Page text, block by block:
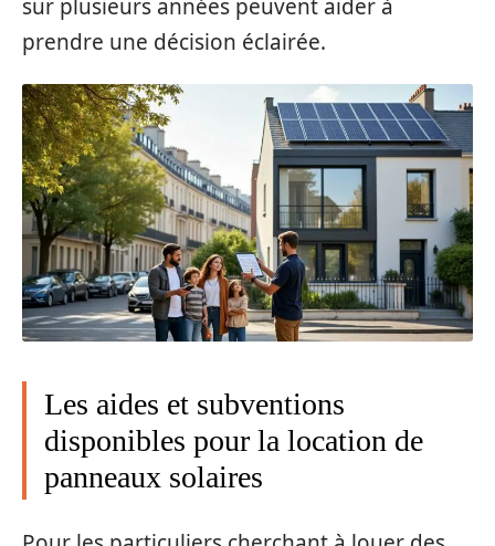
sur plusieurs années peuvent aider à
prendre une décision éclairée.
Les aides et subventions
disponibles pour la location de
panneaux solaires